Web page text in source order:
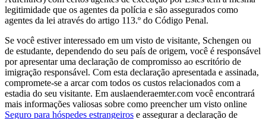
legitimidade que os agentes da polícia e são assegurados como
agentes da lei através do artigo 113.º do Código Penal.
Se você estiver interessado em um visto de visitante, Schengen ou
de estudante, dependendo do seu país de origem, você é responsável
por apresentar uma declaração de compromisso ao escritório de
imigração responsável. Com esta declaração apresentada e assinada,
compromete-se a arcar com todos os custos relacionados com a
estadia do seu visitante. Em auslaenderaemter.com você encontrará
mais informações valiosas sobre como preencher um visto online
Seguro para hóspedes estrangeiros e assegurar a declaração de